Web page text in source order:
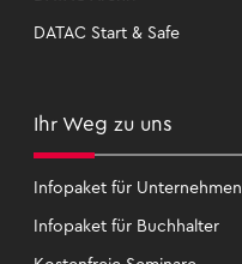
DATAC Start & Safe
Ihr Weg zu uns
In­fo­pa­ket für Un­ter­neh­men
In­fo­pa­ket für Buch­hal­ter